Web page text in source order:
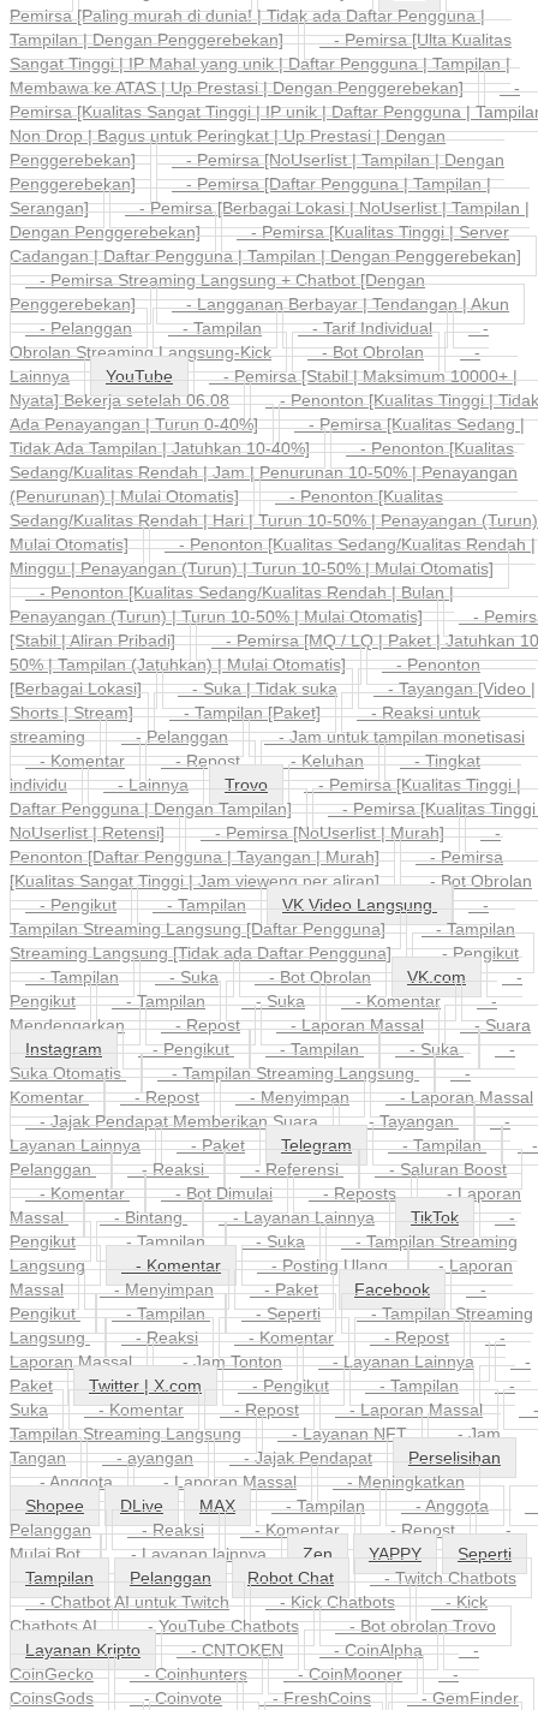
Pemirsa [Paling murah di dunia! | Tidak ada Daftar Pengguna |
Tampilan | Dengan Penggerebekan]
- Pemirsa [Ulta Kualitas
Sangat Tinggi | IP Mahal yang unik | Daftar Pengguna | Tampilan |
Membawa ke ATAS | Up Prestasi | Dengan Penggerebekan]
-
Pemirsa [Kualitas Sangat Tinggi | IP unik | Daftar Pengguna |
Non Drop | Bagus untuk Peringkat | Up Prestasi | Dengan
Penggerebekan]
- Pemirsa [NoUserlist | Tampilan | Dengan
Penggerebekan]
- Pemirsa [Daftar Pengguna | Tampilan |
Serangan]
- Pemirsa [Berbagai Lokasi | NoUserlist | Tampilan |
Dengan Penggerebekan]
- Pemirsa [Kualitas Tinggi | Server
Cadangan | Daftar Pengguna | Tampilan | Dengan Penggerebekan]
- Pemirsa Streaming Langsung + Chatbot [Dengan
Penggerebekan]
- Langganan Berbayar | Tendangan | Akun
- Pelanggan
- Tampilan - Tarif Individual
-
Obrolan Streaming Langsung-Kick
- Bot Obrolan
-
Lainnya
YouTube
- Pemirsa [Stabil | Maksimum 10000+ |
Nyata] Bekerja setelah 06.08
- Penonton [Kualitas Tinggi | Tidak
Ada Penayangan | Turun 0-40%]
- Pemirsa [Kualitas Sedang |
Tidak Ada Tampilan | Jatuhkan 10-40%]
- Penonton [Kualitas
Sedang/Kualitas Rendah | Jam | Penurunan 10-50% | Penayangan
(Penurunan) | Mulai Otomatis]
- Penonton [Kualitas
Sedang/Kualitas Rendah | Hari | Turun 10-50% | Penayangan
Mulai Otomatis]
- Penonton [Kualitas Sedang/Kualitas Rendah |
Minggu | Penayangan (Turun) | Turun 10-50% | Mulai Otomatis]
- Penonton [Kualitas Sedang/Kualitas Rendah | Bulan |
Penayangan (Turun) | Turun 10-50% | Mulai Otomatis]
-
[Stabil | Aliran Pribadi]
- Pemirsa [MQ / LQ | Paket | Jatuhkan
50% | Tampilan (Jatuhkan) | Mulai Otomatis]
- Penonton
[Berbagai Lokasi]
- Suka | Tidak suka
- Tayangan [Video |
Shorts | Stream]
- Tampilan [Paket]
- Reaksi untuk
streaming
- Pelanggan
- Jam untuk tampilan monetisasi
- Komentar
- Repost - Keluhan
- Tingkat
individu
- Lainnya Trovo
- Pemirsa [Kualitas Tinggi |
Daftar Pengguna | Dengan Tampilan]
- Pemirsa [Kualitas
NoUserlist | Retensi]
- Pemirsa [NoUserlist | Murah]
-
Penonton [Daftar Pengguna | Tayangan | Murah]
- Pemirsa
[Kualitas Sangat Tinggi | Jam vieweng per aliran]
- Bot Obrolan
- Pengikut
- Tampilan VK Video Langsung
-
Tampilan Streaming Langsung [Daftar Pengguna]
- Tampilan
Streaming Langsung [Tidak ada Daftar Pengguna]
- Pengikut
- Tampilan
- Suka - Bot Obrolan VK.com
-
Pengikut
- Tampilan - Suka - Komentar
-
Mendengarkan
- Repost - Laporan Massal
- Suara
Instagram
- Pengikut - Tampilan - Suka
-
Suka Otomatis
- Tampilan Streaming Langsung
-
Komentar
- Repost - Menyimpan
- Laporan Massal
- Jajak Pendapat Memberikan Suara
- Tayangan
-
Layanan Lainnya
- Paket Telegram - Tampilan
-
Pelanggan
- Reaksi - Referensi
- Saluran Boost
- Komentar
- Bot Dimulai - Reposts
- Laporan
Massal
- Bintang - Layanan Lainnya TikTok
-
Pengikut
- Tampilan - Suka
- Tampilan Streaming
Langsung
- Komentar - Posting Ulang
- Laporan
Massal
- Menyimpan - Paket Facebook
-
Pengikut
- Tampilan - Seperti
- Tampilan Streaming
Langsung
- Reaksi - Komentar - Repost
-
Laporan Massal
- Jam Tonton - Layanan Lainnya
-
Paket
Twitter | X.com - Pengikut - Tampilan
-
Suka
- Komentar - Repost - Laporan Massal
-
Tampilan Streaming Langsung
- Layanan NFT
- Jam
Tangan
- ayangan - Jajak Pendapat
Perselisihan
- Anggota
- Laporan Massal
- Meningkatkan
Shopee
DLive MAX - Tampilan - Anggota
Pelanggan
- Reaksi - Komentar - Repost
-
Mulai Bot
- Layanan lainnya Zen YAPPY
Seperti
Tampilan
Pelanggan Robot Chat
- Twitch Chatbots
- Chatbot AI untuk Twitch
- Kick Chatbots
- Kick
Chatbots AI
- YouTube Chatbots
- Bot obrolan Trovo
Layanan Kripto
- CNTOKEN - CoinAlpha
-
CoinGecko
- Coinhunters - CoinMooner
-
CoinsGods
- Coinvote - FreshCoins
- GemFinder